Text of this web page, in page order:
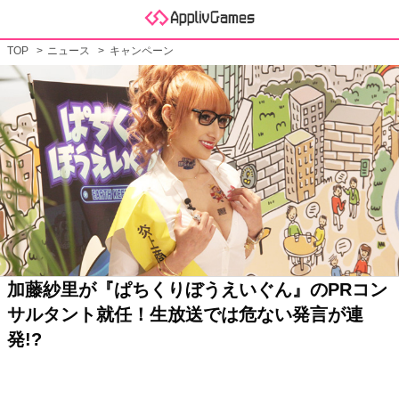
TOP ニュース キャンペーン
加藤紗里が『ぱちくりぼうえいぐん』のPRコン
サルタント就任！生放送では危ない発言が連
発!?